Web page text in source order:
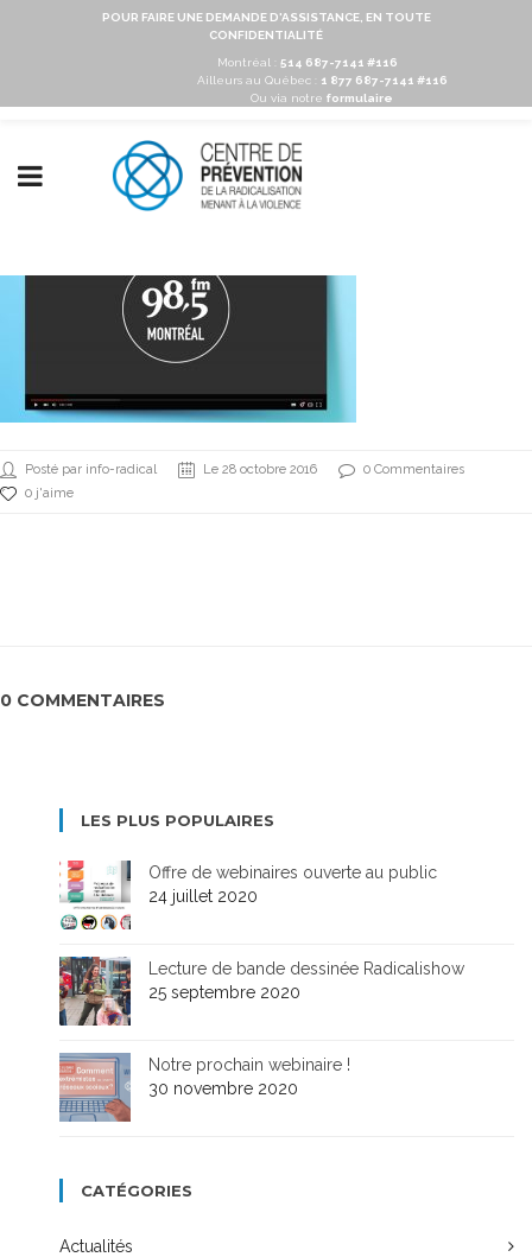
POUR FAIRE UNE DEMANDE D'ASSISTANCE, EN TOUTE
CONFIDENTIALITÉ
Montréal : 514 687-7141 #116
Ailleurs au Québec :
1 877 687-7141 #116
Ou via notre formulaire
Posté par info-radical Le 28 octobre 2016
0 Commentaires
0 j'aime
0 COMMENTAIRES
LES PLUS POPULAIRES
Offre de webinaires ouverte au public
24 juillet 2020
Lecture de bande dessinée Radicalishow
25 septembre 2020
Notre prochain webinaire !
30 novembre 2020
CATÉGORIES
Actualités